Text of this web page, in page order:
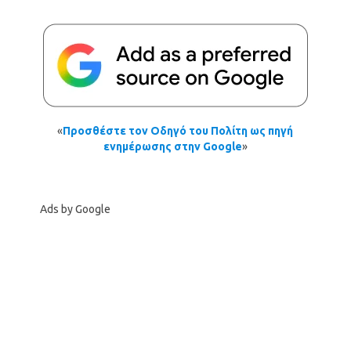
«Προσθέστε τον Οδηγό του Πολίτη ως πηγή
ενημέρωσης στην Google»
Ads by Google